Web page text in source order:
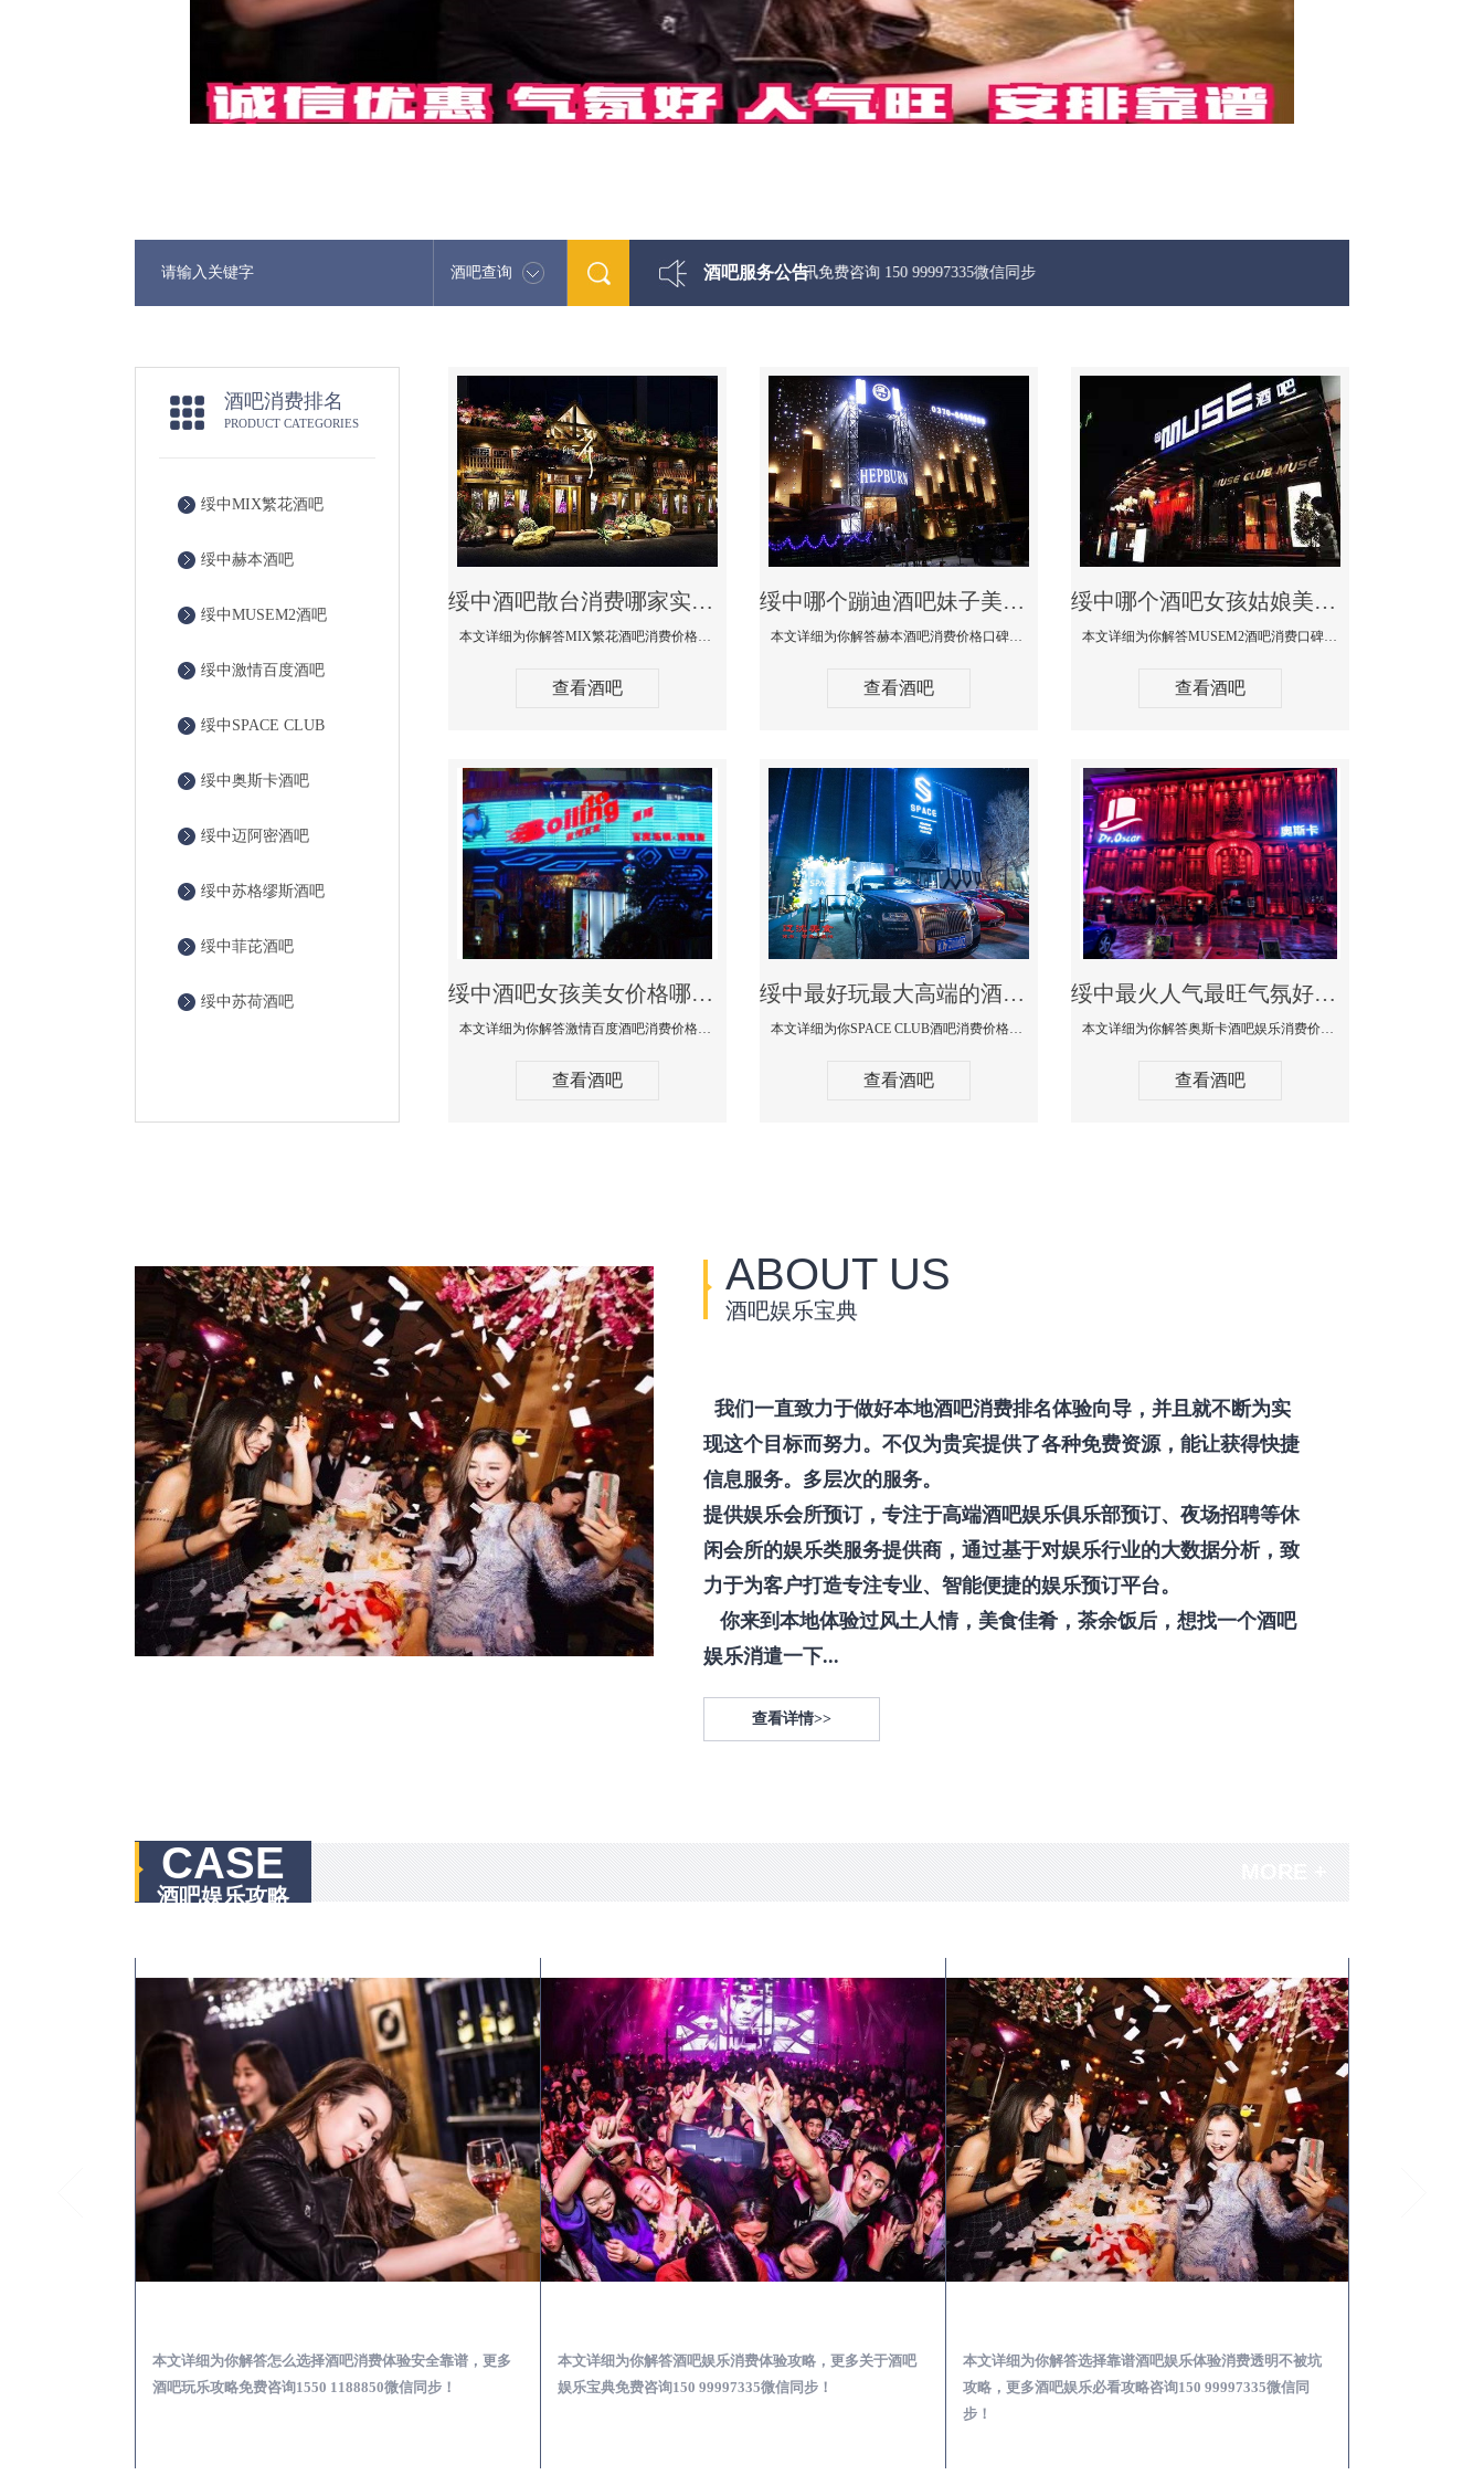
酒吧查询 酒吧服务公告
最新酒吧娱乐资讯免费咨询 150 99997335微信同步
酒吧消费排名
PRODUCT CATEGORIES
绥中MIX繁花酒吧
绥中赫本酒吧
绥中MUSEM2酒吧
绥中激情百度酒吧
绥中SPACE CLUB
绥中奥斯卡酒吧
绥中迈阿密酒吧
绥中苏格缪斯酒吧
绥中菲芘酒吧
绥中苏荷酒吧
绥中酒吧散台消费哪家实惠-MIX繁花酒吧消费价格真实点评
本文详细为你解答MIX繁花酒吧消费价格真实点评，更多关于酒吧散台消费哪家实惠咨询免费咨询150 99997335微信同步
查看酒吧
绥中哪个蹦迪酒吧妹子美女多环境好-赫本酒吧消费价格口碑点评
本文详细为你解答赫本酒吧消费价格口碑点评，更多关于哪个蹦迪酒吧妹子美女多环境好咨询150 99997335微信同步！
查看酒吧
绥中哪个酒吧女孩姑娘美女多-MUSEM2酒吧消费口碑点评
本文详细为你解答MUSEM2酒吧消费口碑点评，更多关于哪个酒吧女孩姑娘美女多免费咨询150 99997335微信同步！
查看酒吧
绥中酒吧女孩美女价格哪家便宜-激情百度消费价格点评
本文详细为你解答激情百度酒吧消费价格点评，更多关于酒吧女孩美女价格哪家便宜免费咨询150 99997335微信同步！
查看酒吧
绥中最好玩最大高端的酒吧体验-SPACE CLUB酒吧消费点评
本文详细为你SPACE CLUB酒吧消费价格点评，更多关于最好玩最大高端的酒吧体验免费咨询150 99997335微信同步！
查看酒吧
绥中最火人气最旺气氛好的酒吧-奥斯卡酒吧消费价格口碑点评
本文详细为你解答奥斯卡酒吧娱乐消费价格点评，更多关于最火人气最旺气氛好的酒吧免费咨询150 99997335微信同步！
查看酒吧
ABOUT US
酒吧娱乐宝典
我们一直致力于做好本地酒吧消费排名体验向导，并且就不断为实
现这个目标而努力。不仅为贵宾提供了各种免费资源，能让获得快捷
信息服务。多层次的服务。
提供娱乐会所预订，专注于高端酒吧娱乐俱乐部预订、夜场招聘等休
闲会所的娱乐类服务提供商，通过基于对娱乐行业的大数据分析，致
力于为客户打造专注专业、智能便捷的娱乐预订平台。
你来到本地体验过风土人情，美食佳肴，茶余饭后，想找一个酒吧
娱乐消遣一下...
查看详情>>
CASE
酒吧娱乐攻略
本文详细为你解答怎么选择酒吧消费体验安全靠谱，更多
酒吧玩乐攻略免费咨询1550 1188850微信同步！
本文详细为你解答酒吧娱乐消费体验攻略，更多关于酒吧
娱乐宝典免费咨询150 99997335微信同步！
本文详细为你解答选择靠谱酒吧娱乐体验消费透明不被坑
攻略，更多酒吧娱乐必看攻略咨询150 99997335微信同
步！